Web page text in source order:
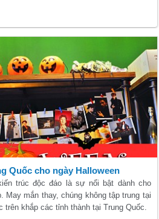
Quốc cho ngày Halloween
trúc độc đáo là sự nổi bật dành cho
May mắn thay, chúng không tập trung tại
trên khắp các tỉnh thành tại Trung Quốc.